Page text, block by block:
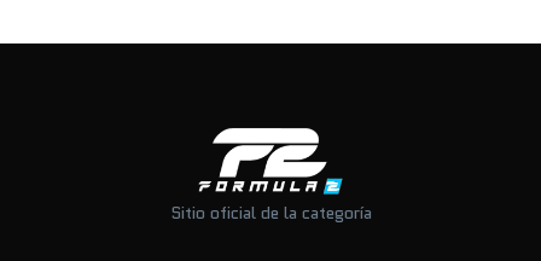
Sitio oficial de la categoría